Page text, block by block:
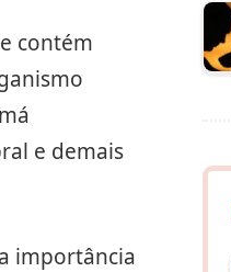
contém
e demais
importância